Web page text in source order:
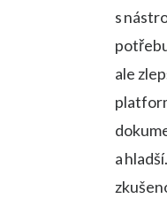
s
ale
a